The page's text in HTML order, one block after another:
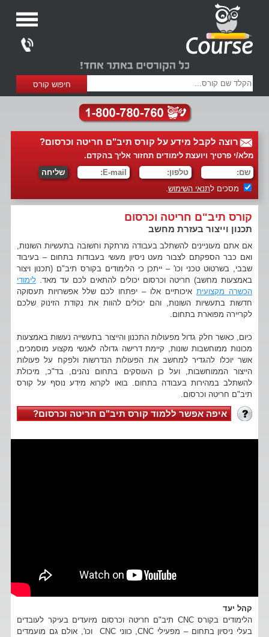
רוצה לקבל מידע על קורס תיב"ם חריטה וכרסום?
מלא/י פרטיך ויועצת לימודים תחזור אליך בהקדם.
מסכים לתנאי השימוש.
קורס תיב"ם חריטה וכרסום
תכנון וייצור בעזרת מחשב
אם אתם מעוניינים להשתלב בעבודה מרתקת וחשובה בתעשיות השונות,
ואם כבר הספקתם לצבור מעט ניסיון מעשי בעבודות בתחום – בעיבוד
שבבי, בשרטוט טכני וכו' – ייתכן כי הלימודים בקורס תיב"ם (תכנון ויצור
באמצעות מחשב) חריטה וכרסום יכולים להתאים לכם עד מאד.לימודי
הכשרה מקצועיתאיכותיים אלו – יפתחו לכם שלל אפשרויות תעסוקה
חדשות בתעשיות השונות, והם יכולים להוות את נקודת הזינוק שלכם
לקריירה מפוארת בתחום.
כיום, כאשר חלק גדול מפעולות התכנון והייצור בתעשייה נעשות באמצעות
מכונות ממוחשבות שונות, קיימת דרישה גדולה לאנשי מקצוע מוסמכים,
אשר יוכלו להגדיר למחשב את הפעולות הנדרשות ולפקח על פעולות
הייצור הממוחשבות, ועל כן העוסקים בתחום נהנים, בד"כ, מיכולת
להשתלב במהירות בעבודה בתחום. בואו לקרוא מידע נוסף על קורס
תיב"ם חריטה וכרסום.
איפה אפשר ללמוד קורס תיב"ם חריטה וכרסום?
קהל יעד
הלימודים בקורס CNC תיב"ם חריטה וכרסום מיועדים בעיקר לעובדים
בעלי ניסיון בתחום – מפעילי CNC, כווני CNC וכו', אולם גם מועמדים